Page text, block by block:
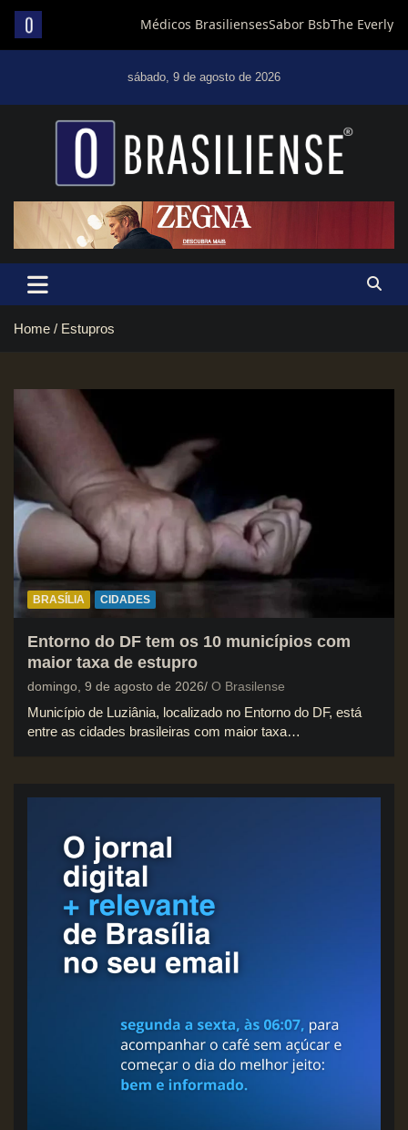
sábado, 9 de agosto de 2026
Um diário de notícias que trabalha por Brasília
Home Estupros
BRASÍLIA CIDADES
Entorno do DF tem os 10 municípios com
maior taxa de estupro
domingo, 9 de agosto de 2026 O Brasilense
Município de Luziânia, localizado no Entorno do DF, está
entre as cidades brasileiras com maior taxa…